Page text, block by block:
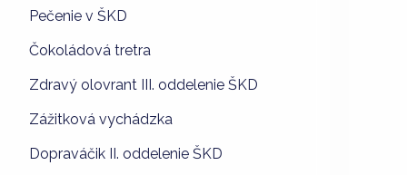
Pečenie v ŠKD
Čokoládová tretra
Zdravý olovrant III. oddelenie ŠKD
Zážitková vychádzka
Dopraváčik II. oddelenie ŠKD